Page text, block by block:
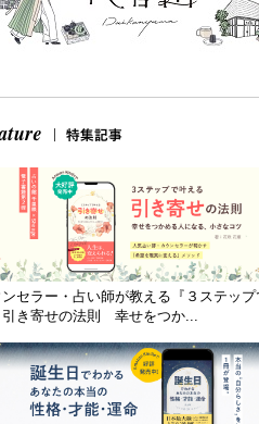
セラー・占い師が教える『３ステップ
き寄せの法則 幸せをつか...